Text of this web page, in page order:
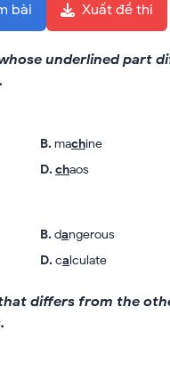
bài Xuất đề thi
underlined part
B.machine
D.chaos
B.dangerous
D.calculate
differs from the